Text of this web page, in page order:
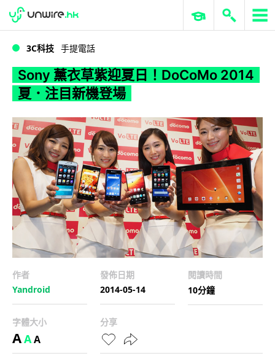
WWDC 2026 ERP 與商業 AI
3C科技 手提電話
Sony 薰衣草紫迎夏日！DoCoMo 2014
夏．注目新機登場
作者
Yandroid
發佈日期
2014-05-14
閱讀時間
10分鐘
字體大小
AAA
分享